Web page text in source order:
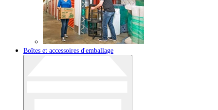
Boîtes et accessoires d'emballage